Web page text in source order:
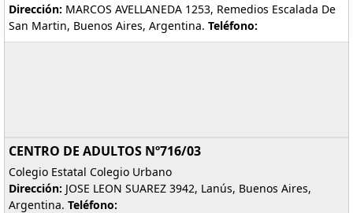
Dirección: MARCOS AVELLANEDA 1253, Remedios Escalada De
San Martin, Buenos Aires, Argentina. Teléfono:
CENTRO DE ADULTOS Nº716/03
Colegio Estatal Colegio Urbano
Dirección: JOSE LEON SUAREZ 3942, Lanús, Buenos Aires,
Argentina. Teléfono: